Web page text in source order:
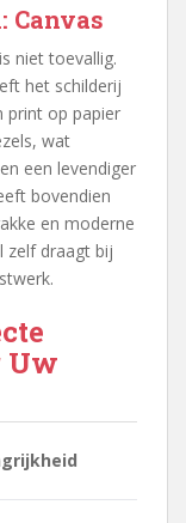
Canvas
niet toevallig.
het schilderij
print op papier
wat
een levendiger
bovendien
en moderne
zelf draagt bij
Uw